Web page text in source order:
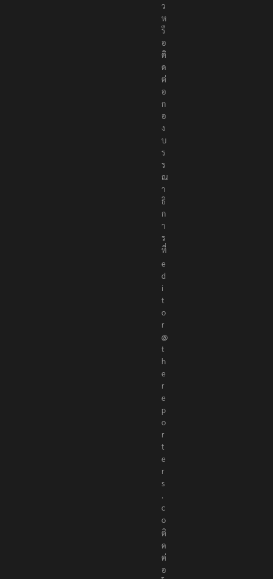
ว
ห
รื
อ
ติ
ด
ต่
อ
ก
อ
ง
บ
ร
ร
ณ
า
ธิ
ก
า
ร
ที่
e
d
i
t
o
r
@
t
h
e
r
e
p
o
r
t
e
r
s
.
c
o
ติ
ด
ต่
อ